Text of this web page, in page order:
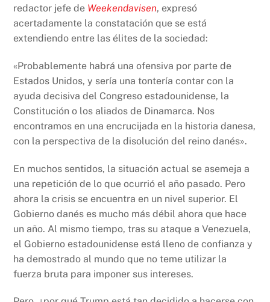
redactor jefe de Weekendavisen, expresó
acertadamente la constatación que se está
extendiendo entre las élites de la sociedad:
«Probablemente habrá una ofensiva por parte de
Estados Unidos, y sería una tontería contar con la
ayuda decisiva del Congreso estadounidense, la
Constitución o los aliados de Dinamarca. Nos
encontramos en una encrucijada en la historia danesa,
con la perspectiva de la disolución del reino danés».
En muchos sentidos, la situación actual se asemeja a
una repetición de lo que ocurrió el año pasado. Pero
ahora la crisis se encuentra en un nivel superior. El
Gobierno danés es mucho más débil ahora que hace
un año. Al mismo tiempo, tras su ataque a Venezuela,
el Gobierno estadounidense está lleno de confianza y
ha demostrado al mundo que no teme utilizar la
fuerza bruta para imponer sus intereses.